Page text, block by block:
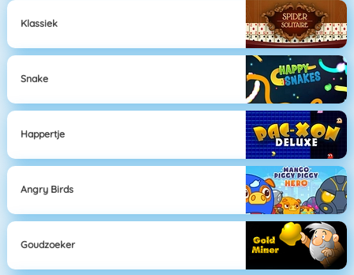
Klassiek
Snake
Happertje
Angry Birds
Goudzoeker